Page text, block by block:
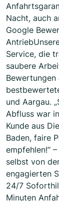
Nacht, auch
Google
Service, die
saubere
und Aargau.
Abfluss war
Kunde aus
Baden, faire
empfehlen!“
selbst von
engagierten
24/7
Minuten